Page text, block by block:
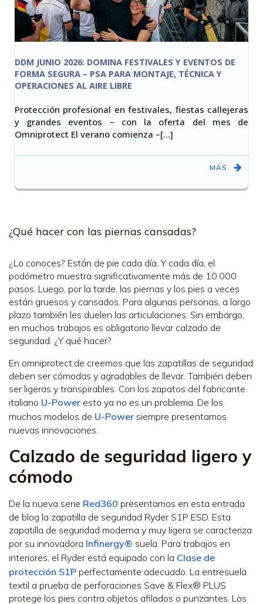
DDM JUNIO 2026: DOMINA FESTIVALES Y EVENTOS DE
FORMA SEGURA – PSA PARA MONTAJE, TÉCNICA Y
OPERACIONES AL AIRE LIBRE
Protección profesional en festivales, fiestas callejeras
y grandes eventos – con la oferta del mes de
Omniprotect El verano comienza –[…]
MÁS
¿Qué hacer con las piernas cansadas?
¿Lo conoces? Están de pie cada día. Y cada día, el
podómetro muestra significativamente más de 10.000
pasos. Luego, por la tarde, las piernas y los pies a veces
están gruesos y cansados. Para algunas personas, a largo
plazo también les duelen las articulaciones. Sin embargo,
en muchos trabajos es obligatorio llevar calzado de
seguridad. ¿Y qué hacer?
En omniprotect.de creemos que las zapatillas de seguridad
deben ser cómodas y agradables de llevar. También deben
ser ligeras y transpirables. Con los zapatos del fabricante
italiano U-Power esto ya no es un problema. De los
muchos modelos de U-Power siempre presentamos
nuevas innovaciones.
Calzado de seguridad ligero y
cómodo
De la nueva serie Red360 presentamos en esta entrada
de blog la zapatilla de seguridad Ryder S1P ESD. Esta
zapatilla de seguridad moderna y muy ligera se caracteriza
por su innovadora Infinergy® suela. Para trabajos en
interiores, el Ryder está equipado con la Clase de
protección S1P perfectamente adecuado. La entresuela
textil a prueba de perforaciones Save & Flex® PLUS
protege los pies contra objetos afilados o punzantes. Los